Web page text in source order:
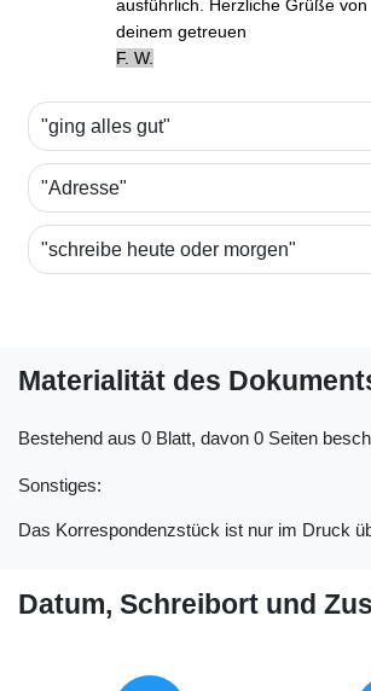
ausführlich. Herzliche Grüße von
deinem getreuen
F. W.
"ging alles gut"
"Adresse"
"schreibe heute oder morgen"
Materialität des
Bestehend aus 0 Blatt, davon 0 Seiten
Sonstiges:
Das Korrespondenzstück ist nur im Druck
Datum, Schreibort und